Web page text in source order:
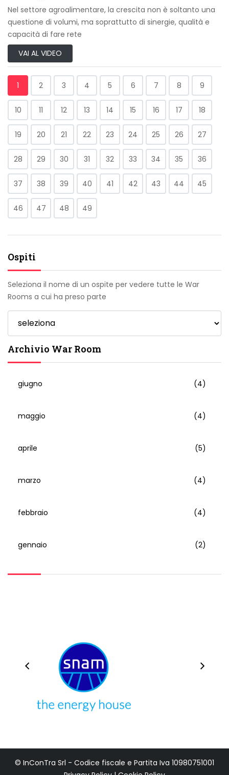
Nel settore agroalimentare, la crescita non è soltanto una
questione di volumi, ma soprattutto di sinergie, qualità e
capacità di fare rete
VAI AL VIDEO
1 2 3 4 5 6 7 8 9
10 11 12 13 14 15 16 17 18
19 20 21 22 23 24 25 26 27
28 29 30 31 32 33 34 35 36
37 38 39 40 41 42 43 44 45
46 47 48 49
Ospiti
Seleziona il nome di un ospite per vedere tutte le War
Rooms a cui ha preso parte
Archivio War Room
giugno (4)
maggio (4)
aprile (5)
marzo (4)
febbraio (4)
gennaio (2)
© InConTra Srl - Codice fiscale e Partita Iva 10980751001